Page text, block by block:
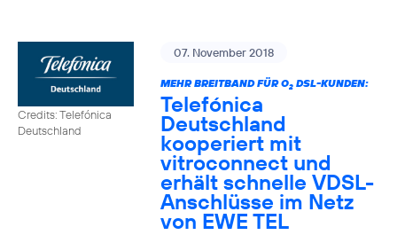
Credits: Telefónica
Deutschland
07. November 2018
MEHR BREITBAND FÜR O2DSL-KUNDEN:
Telefónica
Deutschland
kooperiert mit
vitroconnect und
erhält schnelle VDSL-
Anschlüsse im Netz
von EWE TEL